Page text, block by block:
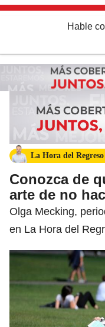
Hable
La Hora del Regreso
Conozca de
arte de no
Olga Mecking,
en La Hora del